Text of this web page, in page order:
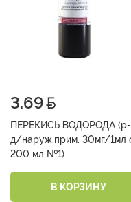
3.69
ПЕРЕКИСЬ ВОДОРОДА
д/наруж.прим. 30мг/1мл
200 мл №1)
В КОРЗИНУ